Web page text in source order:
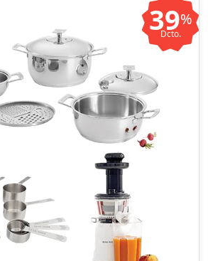
39%
Dcto.